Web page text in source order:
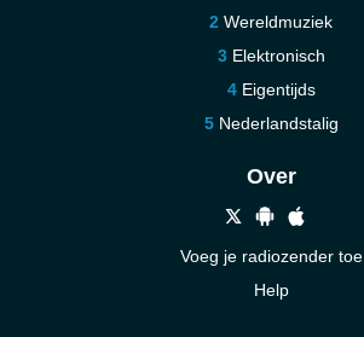
Wereldmuziek
Elektronisch
Eigentijds
Nederlandstalig
Over
Voeg je radiozender toe
Help